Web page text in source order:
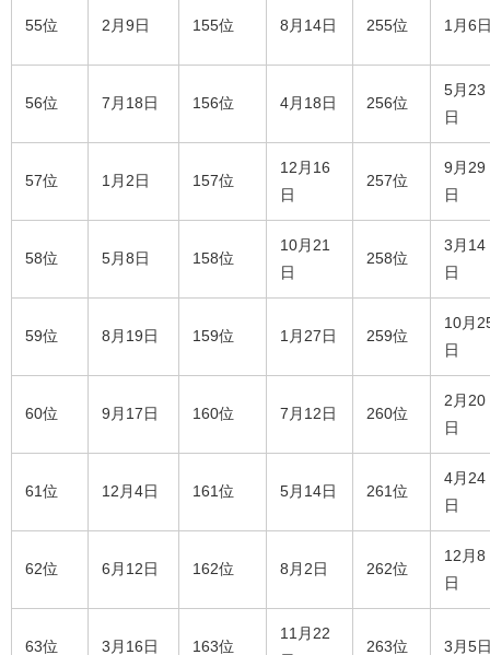
55位 2月9日 155位 8月14日 255位 1月6
56位 7月18日 156位 4月18日 256位
5月23
日
57位 1月2日 157位
12月16
日
257位
9月29
日
58位 5月8日 158位
10月21
日
258位
3月14
日
59位 8月19日 159位 1月27日 259位
10月
日
60位 9月17日 160位 7月12日 260位
2月20
日
61位 12月4日 161位 5月14日 261位
4月24
日
62位 6月12日 162位 8月2日 262位
12月8
日
63位 3月16日 163位
11月22
263位 3月5